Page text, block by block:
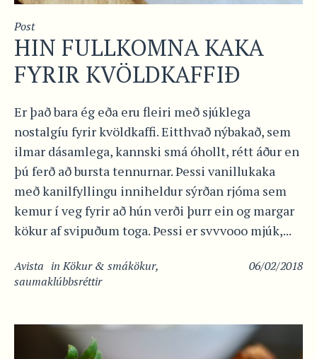
Post
HIN FULLKOMNA KAKA
FYRIR KVÖLDKAFFIÐ
Er það bara ég eða eru fleiri með sjúklega
nostalgíu fyrir kvöldkaffi. Eitthvað nýbakað, sem
ilmar dásamlega, kannski smá óhollt, rétt áður en
þú ferð að bursta tennurnar. Þessi vanillukaka
með kanilfyllingu inniheldur sýrðan rjóma sem
kemur í veg fyrir að hún verði þurr ein og margar
kökur af svipuðum toga. Þessi er svvvooo mjúk,...
06/02/2018
Avista inKökur & smákökur,
saumaklúbbsréttir